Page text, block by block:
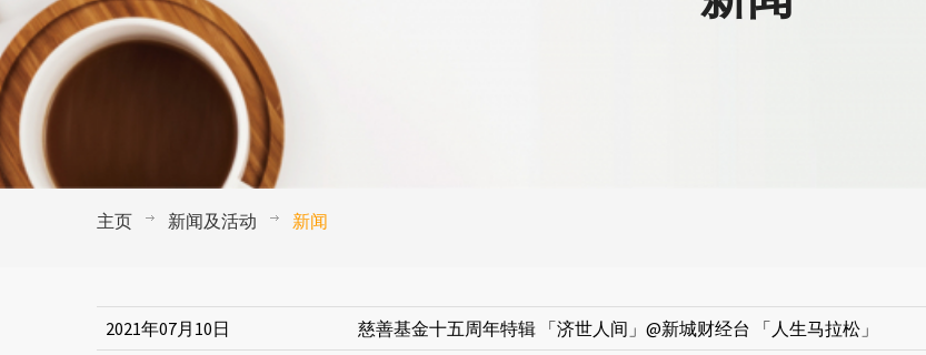
主页 新闻及活动 新闻
2021年07月10日 慈善基金十五周年特辑 「济世人间」@新城财经台 「人生马拉松」